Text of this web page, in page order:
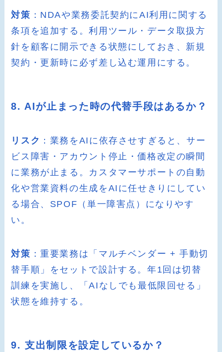
対策 ：NDAや業務委託契約にAI利用に関する
条項を追加する。利用ツール・データ取扱方
針を顧客に開示できる状態にしておき、新規
契約・更新時に必ず差し込む運用にする。
8. AIが止まった時の代替手段はあるか？
リスク ：業務をAIに依存させすぎると、サー
ビス障害・アカウント停止・価格改定の瞬間
に業務が止まる。カスタマーサポートの自動
化や営業資料の生成をAIに任せきりにしてい
る場合、SPOF（単一障害点）になりやす
い。
対策 ：重要業務は「マルチベンダー + 手動切
替手順」をセットで設計する。年1回は切替
訓練を実施し、「AIなしでも最低限回せる」
状態を維持する。
9. 支出制限を設定しているか？